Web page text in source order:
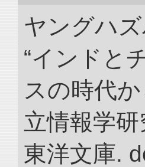
ヤングハ
“インドと
スの時代
立情報学
東洋文庫.